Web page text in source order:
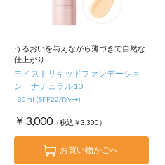
うるおいを与えながら薄づきで自然な
仕上がり
モイストリキッドファンデーショ
ン ナチュラル10
30ml (SPF22/PA++)
￥3,000（税込￥3,300）
お買い物かごへ